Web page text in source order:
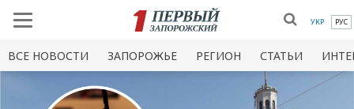
УКР РУС
ВСЕ НОВОСТИ ЗАПОРОЖЬЕ РЕГИОН СТАТЬИ